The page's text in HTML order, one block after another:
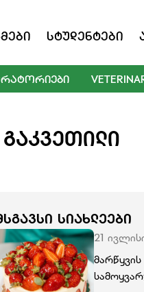
Სტუდენტები
ᲡᲘᲐᲮᲚᲔᲔᲑᲘ
21